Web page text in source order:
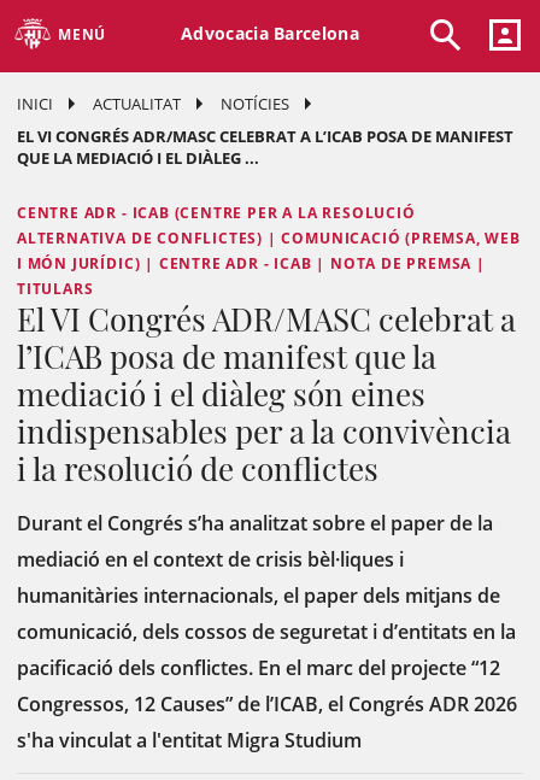
MENÚ Advocacia Barcelona
INICI ACTUALITAT
NOTÍCIES
EL VI CONGRÉS ADR/MASC CELEBRAT A L’ICAB POSA DE MANIFEST
QUE LA MEDIACIÓ I EL DIÀLEG ...
CENTRE ADR - ICAB (CENTRE PER A LA RESOLUCIÓ
ALTERNATIVA DE CONFLICTES) | COMUNICACIÓ (PREMSA, WEB
I MÓN JURÍDIC) | CENTRE ADR - ICAB | NOTA DE PREMSA |
TITULARS
El VI Congrés ADR/MASC celebrat a
l’ICAB posa de manifest que la
mediació i el diàleg són eines
indispensables per a la convivència
i la resolució de conflictes
Durant el Congrés s’ha analitzat sobre el paper de la
mediació en el context de crisis bèl·liques i
humanitàries internacionals, el paper dels mitjans de
comunicació, dels cossos de seguretat i d’entitats en la
pacificació dels conflictes. En el marc del projecte “12
Congressos, 12 Causes” de l’ICAB, el Congrés ADR 2026
s'ha vinculat a l'entitat Migra Studium